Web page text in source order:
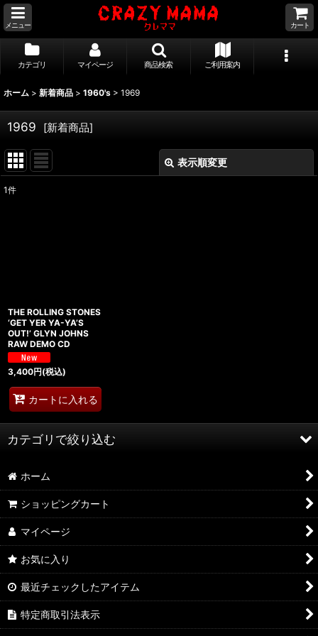
メニュー カート
カテゴリ マイページ 商品検索 ご利用案内
ホーム > 新着商品 > 1960's > 1969
1969 [新着商品]
表示順変更
1件
THE ROLLING STONES
‘GET YER YA-YA’S
OUT!’ GLYN JOHNS
RAW DEMO CD
3,400円(税込)
カートに入れる
カテゴリで絞り込む
1960's (全商品)
1963
1964
1965
1966
1967
ホーム
ショッピングカート
マイページ
お気に入り
最近チェックしたアイテム
特定商取引法表示